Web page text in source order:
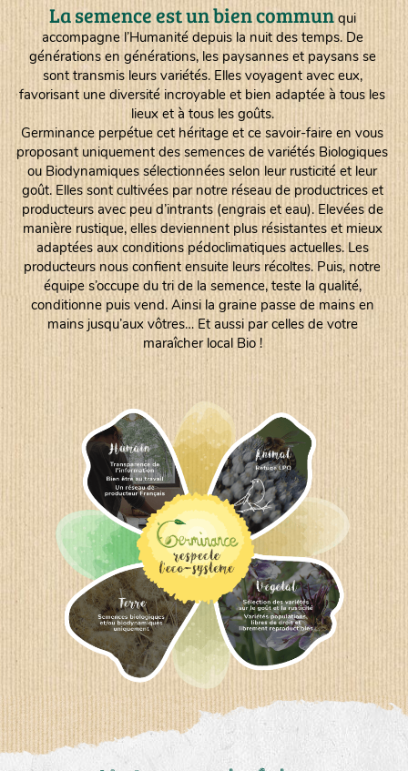
La semence est un bien commun qui
accompagne l’Humanité depuis la nuit des temps. De
générations en générations, les paysannes et paysans se
sont transmis leurs variétés. Elles voyagent avec eux,
favorisant une diversité incroyable et bien adaptée à tous les
lieux et à tous les goûts.
Germinance perpétue cet héritage et ce savoir-faire en vous
proposant uniquement des semences de variétés Biologiques
ou Biodynamiques sélectionnées selon leur rusticité et leur
goût. Elles sont cultivées par notre réseau de productrices et
producteurs avec peu d’intrants (engrais et eau). Elevées de
manière rustique, elles deviennent plus résistantes et mieux
adaptées aux conditions pédoclimatiques actuelles. Les
producteurs nous confient ensuite leurs récoltes. Puis, notre
équipe s’occupe du tri de la semence, teste la qualité,
conditionne puis vend. Ainsi la graine passe de mains en
mains jusqu’aux vôtres… Et aussi par celles de votre
maraîcher local Bio !